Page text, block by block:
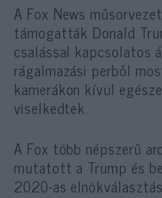
A Fox News
támogatták Donald
csalással kapcsolatos
rágalmazási perből
kamerákon kívül
viselkedtek.
A Fox több népszerű
mutatott a Trump és
2020-as